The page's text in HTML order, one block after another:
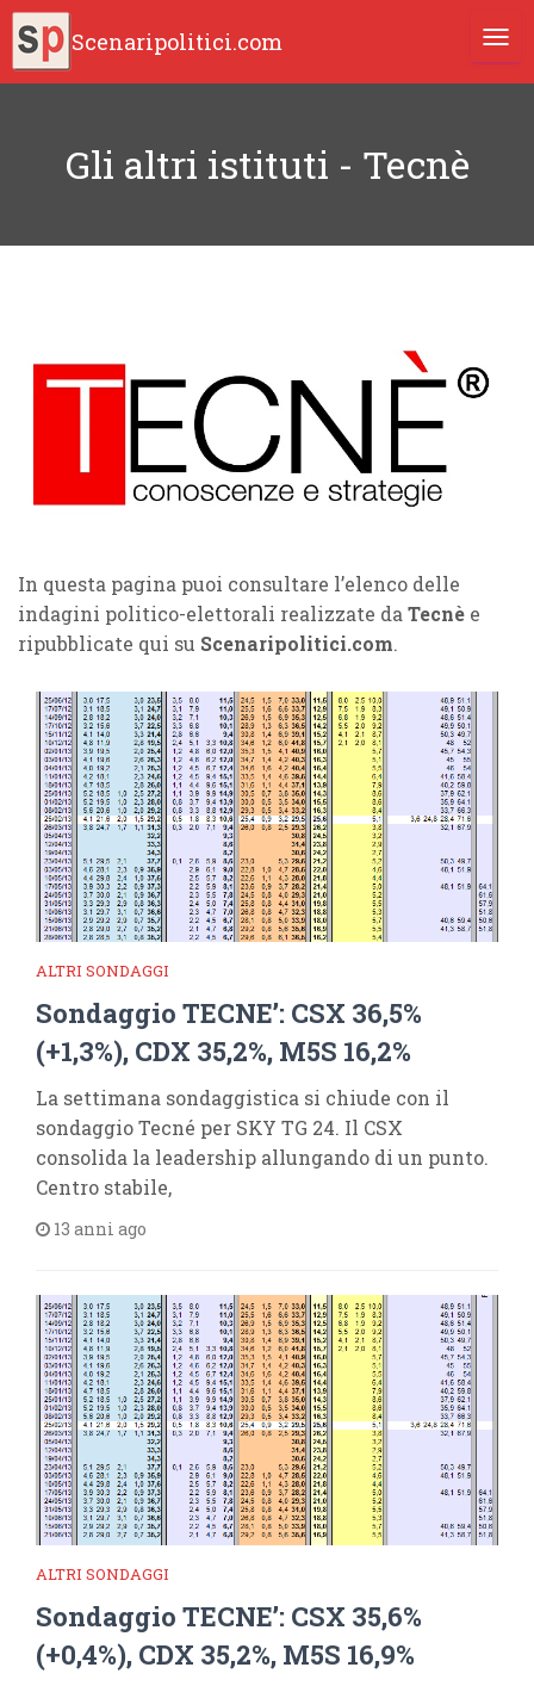
Scenaripolitici.com
Gli altri istituti - Tecnè
In questa pagina puoi consultare l’elenco delle
indagini politico-elettorali realizzate da Tecnè e
ripubblicate qui su Scenaripolitici.com.
ALTRI SONDAGGI
Sondaggio TECNE’: CSX 36,5%
(+1,3%), CDX 35,2%, M5S 16,2%
La settimana sondaggistica si chiude con il
sondaggio Tecné per SKY TG 24. Il CSX
consolida la leadership allungando di un punto.
Centro stabile,
13 anni ago
ALTRI SONDAGGI
Sondaggio TECNE’: CSX 35,6%
(+0,4%), CDX 35,2%, M5S 16,9%